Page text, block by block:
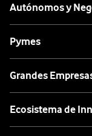
Autónomos y
Pymes
Grandes
Ecosistema de